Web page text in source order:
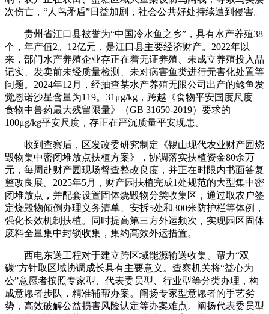
次伤亡，“人鸟矛盾”日益加剧，社会公共好处持续遭到侵害。
贵州省江口县被誉为“中国冷水鱼之乡”，具有水产养殖38
个，年产值2。12亿元，是江口县主要经济财产。2022年以
来，部门水产养殖企业存正在着无证养殖、未成立养殖投入品
记实、发卖前未经质量检测、未对病害鱼类进行无害化处置等
问题。2024年12月，经抽查某水产养殖无限公司出产的鲶鱼发
觉恩诺沙星含量为119。31μg/kg，跨越《食物平安国度尺度
食物中兽药最大残留限量》（GB 31650-2019）要求的
100μg/kg平安尺度，存正在严沉质量平安现患。
收到查察后，区发改委研究制定《锡山现代农业财产园烧
毁物集中密闭堆放点扶植方案》，协调落实扶植资金80余万
元，每周赴财产园现场督查整改良度，并正在时限内书面答复
整改良展。2025年5月，财产园扶植完成1处规范的大型集中密
闭堆放点，并配套设置固体烧毁物分类收集区，通过取农户签
定烧毁物倾倒办理义务清单、安拆5处和300米防护栏等体例，
强化长效机制扶植。同时提高第三方外运频次，实现园区固体
废料全量集中封锁收集，集约高效外运措置。
西电东送工程对于建立跨区域能源输送收集、帮力“双
碳”方针取区域协调成长具有主要意义。查察机关将“益心为
公”意愿者按照专家型、代表委员型、行业型等分类办理，构
成意愿者步队，精准辅帮办案。阐扬专家型意愿者的手艺劣
势，高效破解公益损害风险认定等办案难点。阐扬代表委员型